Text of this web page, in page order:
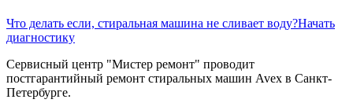
Что делать если, стиральная машина не сливает воду?Начать
диагностику
Сервисный центр "Мистер ремонт" проводит
постгарантийный ремонт стиральных машин Avex в Санкт-
Петербурге.